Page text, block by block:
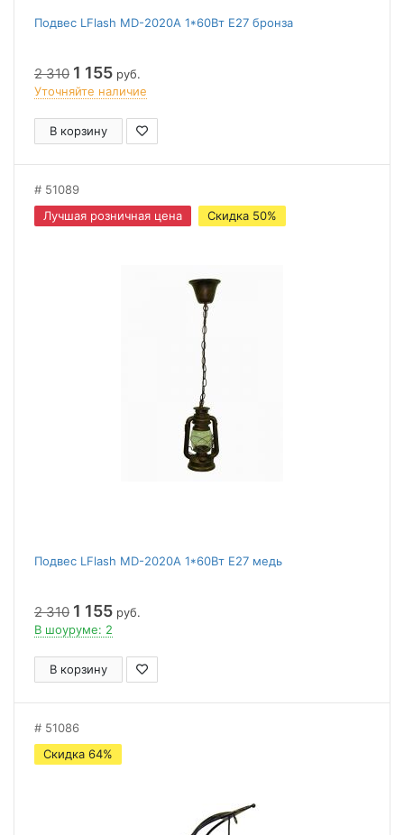
Подвес LFlash МD-2020A 1*60Вт Е27 бронза
2 310 1 155 руб.
Уточняйте наличие
В корзину
51089
Лучшая розничная цена
Скидка 50%
Подвес LFlash МD-2020A 1*60Вт Е27 медь
2 310 1 155 руб.
В шоуруме: 2
В корзину
51086
Скидка 64%